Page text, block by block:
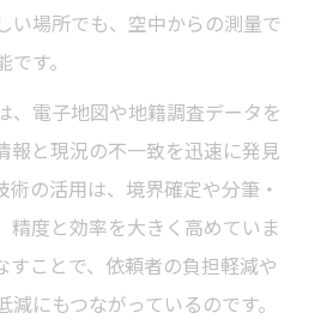
い場所でも、空中からの測量で
す。
、電子地図や地籍調査データを
報と現況の不一致を迅速に発見
術の活用は、境界確定や分筆・
精度と効率を大きく高めていま
すことで、依頼者の負担軽減や
にもつながっているのです。